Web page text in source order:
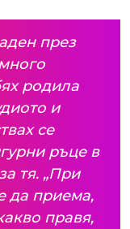
през
родила
и
се
ръце в
тя. „При
да приема,
правя,